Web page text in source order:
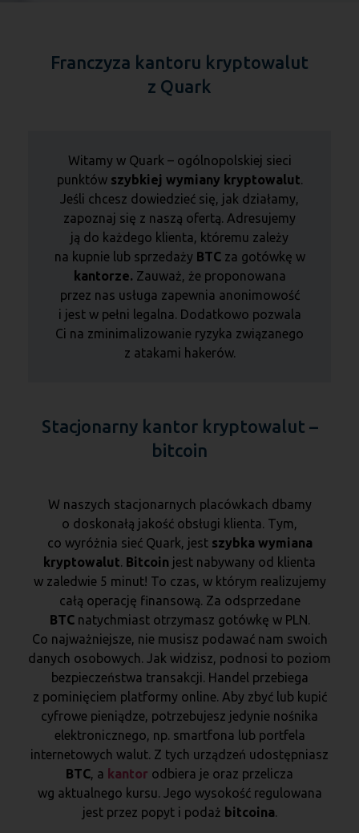
Franczyza kantoru kryptowalut
z Quark
Witamy w Quark – ogólnopolskiej sieci
punktów szybkiej wymiany kryptowalut.
Jeśli chcesz dowiedzieć się, jak działamy,
zapoznaj się z naszą ofertą. Adresujemy
ją do każdego klienta, któremu zależy
na kupnie lub sprzedażyBTCza gotówkę w
kantorze. Zauważ, że proponowana
przez nas usługa zapewnia anonimowość
i jest w pełni legalna. Dodatkowo pozwala
Ci na zminimalizowanie ryzyka związanego
z atakami hakerów.
Stacjonarny kantor kryptowalut –
bitcoin
W naszych stacjonarnych placówkach dbamy
o doskonałą jakość obsługi klienta. Tym,
co wyróżnia sieć Quark, jest szybka wymiana
kryptowalut. Bitcoin jest nabywany od klienta
w zaledwie 5 minut! To czas, w którym realizujemy
całą operację finansową. Za odsprzedane
BTCnatychmiast otrzymasz gotówkę w PLN.
Co najważniejsze, nie musisz podawać nam swoich
danych osobowych. Jak widzisz, podnosi to poziom
bezpieczeństwa transakcji. Handel przebiega
z pominięciem platformy online. Aby zbyć lub kupić
cyfrowe pieniądze, potrzebujesz jedynie nośnika
elektronicznego, np. smartfona lub portfela
internetowych walut. Z tych urządzeń udostępniasz
BTC, a kantor odbiera je oraz przelicza
wg aktualnego kursu. Jego wysokość regulowana
jest przez popyt i podaż bitcoina.